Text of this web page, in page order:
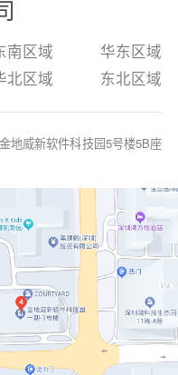
南区域
华东区域
北区域 东北区域
地威新软件科技园5号楼5B座